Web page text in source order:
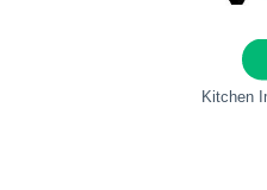
Kitchen